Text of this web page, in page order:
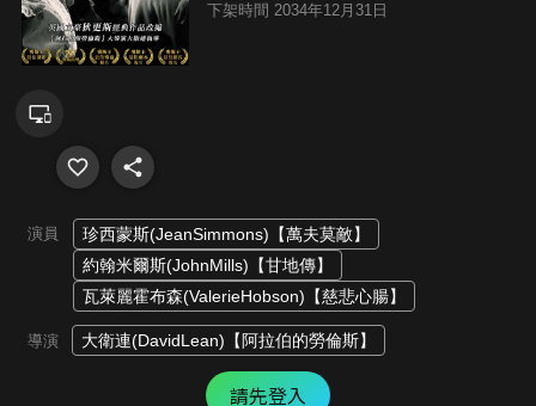
下架時間 2034年12月31日
演員
珍西蒙斯(JeanSimmons)【萬夫莫敵】
約翰米爾斯(JohnMills)【甘地傳】
瓦萊麗霍布森(ValerieHobson)【慈悲心腸】
導演 大衛連(DavidLean)【阿拉伯的勞倫斯】
請先登入